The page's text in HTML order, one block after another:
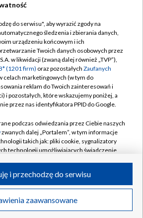
TVP
TVP
Cyfrowa
Regulamin TVP
prywatności
Moje zgody
Pomoc
Kontakt
Kanały
Polska S.A. w likwidacji
do serwisu", aby wyrazić zgody na
śledzenia i zbierania danych,
urządzeniu końcowym i ich
Twoich danych osobowych przez
w likwidacji (zwaną dalej również „TVP”),
(1201 firm) oraz pozostałych Zaufanych
celach marketingowych (w tym do
reklam do Twoich zainteresowań i
i pozostałych, które wskazujemy poniżej, a
przez nas identyfikatora PPID do Google.
podczas odwiedzania przez Ciebie naszych
zwanych dalej „Portalem”, w tym informacje
takich jak: pliki cookie, sygnalizatory
technologii umożliwiających świadczenie
podczas odwiedzania przez Ciebie
na Portalu, takie jak adresy IP, identyfikatory
zaawansowane
i przechodzę do serwisu